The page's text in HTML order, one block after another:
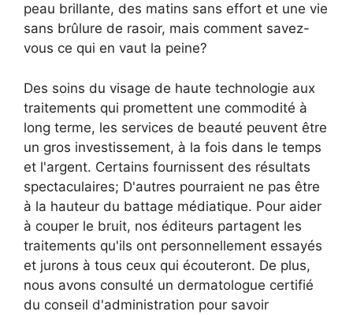
peau brillante, des matins sans effort et une vie
sans brûlure de rasoir, mais comment savez-
vous ce qui en vaut la peine?
Des soins du visage de haute technologie aux
traitements qui promettent une commodité à
long terme, les services de beauté peuvent être
un gros investissement, à la fois dans le temps
et l'argent. Certains fournissent des résultats
spectaculaires; D'autres pourraient ne pas être
à la hauteur du battage médiatique. Pour aider
à couper le bruit, nos éditeurs partagent les
traitements qu'ils ont personnellement essayés
et jurons à tous ceux qui écouteront. De plus,
nous avons consulté un dermatologue certifié
du conseil d'administration pour savoir